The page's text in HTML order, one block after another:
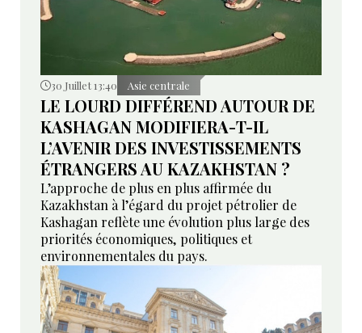
30 Juillet 13:40 Asie centrale
LE LOURD DIFFÉREND AUTOUR DE
KASHAGAN MODIFIERA-T-IL
L’AVENIR DES INVESTISSEMENTS
ÉTRANGERS AU KAZAKHSTAN ?
L’approche de plus en plus affirmée du
Kazakhstan à l’égard du projet pétrolier de
Kashagan reflète une évolution plus large des
priorités économiques, politiques et
environnementales du pays.